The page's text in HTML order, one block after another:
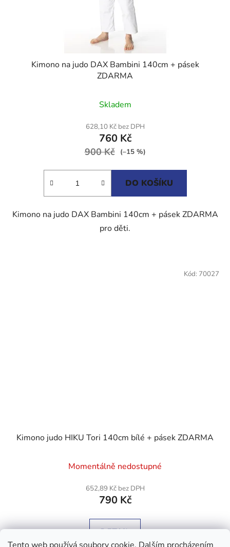
Kimono na judo DAX Bambini 140cm + pásek
ZDARMA
hodnocení
produktu
je
4,0
Skladem
628,10 Kč bez DPH
760 Kč
900 Kč (–15 %)
DO KOŠÍKU
Kimono na judo DAX Bambini 140cm + pásek ZDARMA
pro děti.
Kimono judo HIKU Tori 140cm bílé + pásek ZDARMA
hodnocení
produktu
je
z
5
Momentálně nedostupné
652,89 Kč bez DPH
790 Kč
DETAIL
Kód: 70027